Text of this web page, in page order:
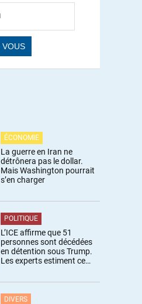
ÉCONOMIE
La guerre en Iran ne
détrônera pas le dollar.
Mais Washington pourrait
s’en charger
POLITIQUE
L’ICE affirme que 51
personnes sont décédées
en détention sous Trump.
Les experts estiment ce
DIVERS